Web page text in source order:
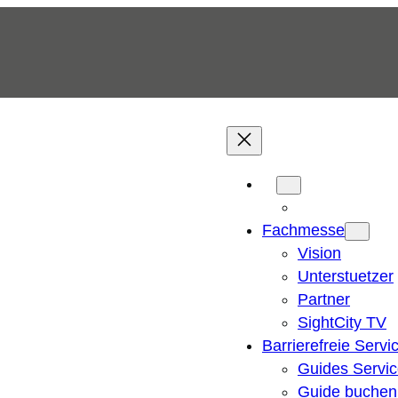
Fachmesse
Vision
Unterstuetzer
Partner
SightCity TV
Barrierefreie
Guides
Guide buchen